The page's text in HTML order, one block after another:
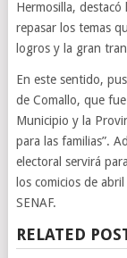
Hermosilla,
repasar los temas
logros y la gran
En este sentido,
de Comallo, que
Municipio y la
para las familias”.
electoral servirá
los comicios de
SENAF.
RELATED